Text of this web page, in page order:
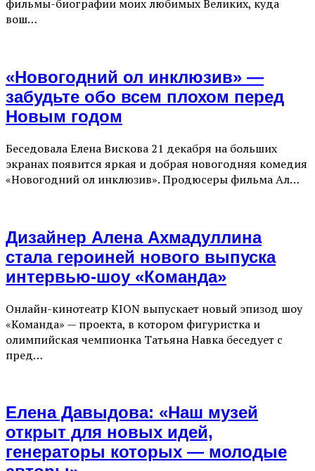
фильмы-биографии моих любимых Великих, куда
вош…
«Новогодний ол инклюзив» —
забудьте обо всем плохом перед
Новым годом
Беседовала Елена Вискова 21 декабря на больших
экранах появится яркая и добрая новогодняя комедия
«Новогодний ол инклюзив». Продюсеры фильма Ал…
Дизайнер Алена Ахмадуллина
стала героиней нового выпуска
интервью-шоу «Команда»
Онлайн-кинотеатр KION выпускает новый эпизод шоу
«Команда» — проекта, в котором фигуристка и
олимпийская чемпионка Татьяна Навка беседует с
пред…
Елена Давыдова: «Наш музей
открыт для новых идей,
генераторы которых — молодые